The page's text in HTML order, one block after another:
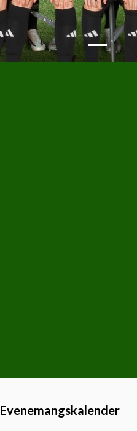
Evenemangskalender